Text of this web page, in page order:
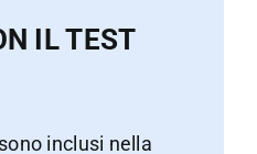
IL TEST
inclusi nella